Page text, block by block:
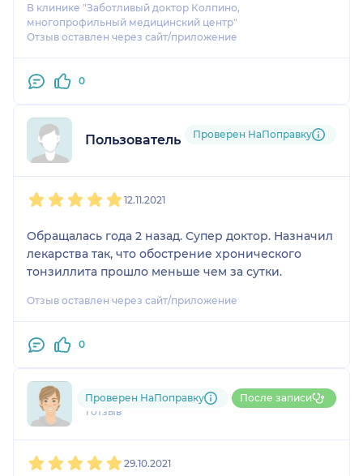
В клинике "Заботливый доктор Колпино,
многопрофильный медицинский центр"
Отзыв оставлен через сайт/приложение
0
Пользователь НаПоправку
Проверен НаПоправку
12.11.2021
Обращалась года 2 назад. Супер доктор. Назначил
лекарства так, что обострение хронического
тонзиллита прошло меньше чем за сутки.
Отзыв оставлен через сайт/приложение
0
790....@....ru
1 отзыв
Проверен НаПоправку После записи
29.10.2021